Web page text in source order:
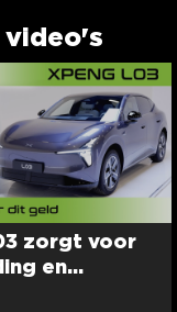
video's
zorgt voor
en...